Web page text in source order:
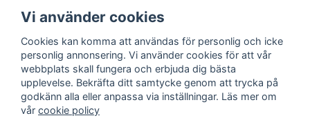
FAQ
Glömt lösenord?
Följ oss
Facebook
Instagram
Handla enkelt
Vi använder cookies
Cookies kan komma att användas för personlig och icke
personlig annonsering. Vi använder cookies för att vår
webbplats skall fungera och erbjuda dig bästa
upplevelse. Bekräfta ditt samtycke genom att trycka på
godkänn alla eller anpassa via inställningar. Läs mer om
vår cookie policy